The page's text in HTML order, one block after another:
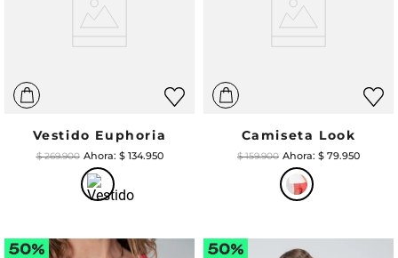
Vestido Euphoria
$ 269.900 $ 134.950
Camiseta Look
$ 159.900 $ 79.950